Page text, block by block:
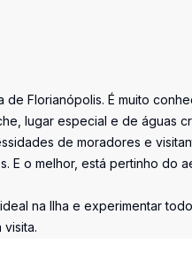
Florianópolis. É muito
lugar especial e de águas
de moradores e
E o melhor, está pertinho do
na Ilha e experimentar